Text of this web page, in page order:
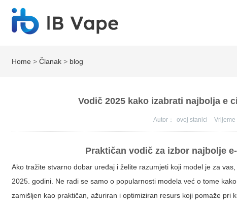
Home >Članak > blog
Vodič 2025 kako izabrati najbolja e
Autor： ovoj stanici Vrijeme
Praktičan vodič za izbor najbolje
Ako tražite stvarno dobar uređaj i želite razumjeti koji model je za
2025. godini. Ne radi se samo o popularnosti modela već o tome
zamišljen kao praktičan, ažuriran i optimiziran resurs koji pomaže pri